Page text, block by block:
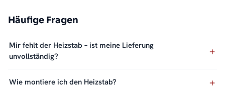
Häufige Fragen
Mir fehlt der Heizstab – ist meine Lieferung
unvollständig?
Wie montiere ich den Heizstab?